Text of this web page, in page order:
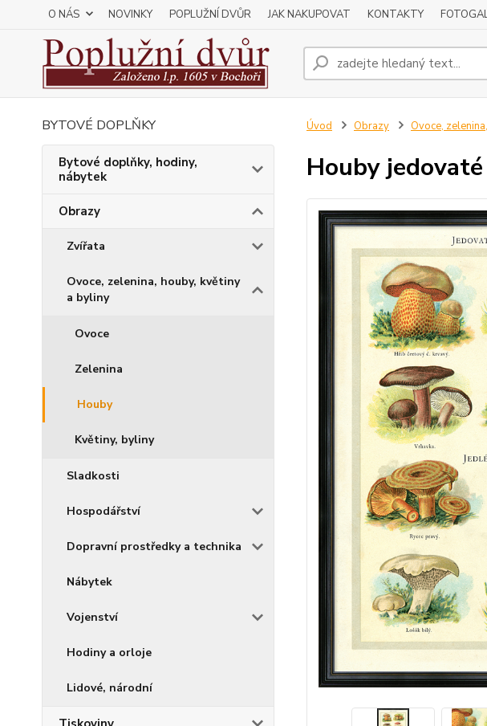
O NÁS NOVINKY POPLUŽNÍ DVŮR JAK NAKUPOVAT KONTAKTY
BYTOVÉ DOPLŇKY
Bytové doplňky, hodiny,
nábytek
Obrazy
Zvířata
Ovoce, zelenina, houby, květiny
a byliny
Ovoce
Zelenina
Houby
Květiny, byliny
Sladkosti
Hospodářství
Dopravní prostředky a technika
Nábytek
Vojenství
Hodiny a orloje
Lidové, národní
Úvod Obrazy Ovoce,
Houby